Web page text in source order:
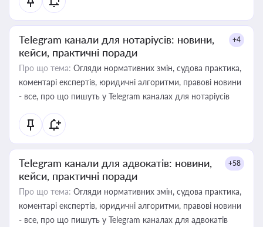
Telegram канали для нотаріусів: новини,
кейси, практичні поради
+4
Про що тема: Огляди нормативних змін, судова практика,
коментарі експертів, юридичні алгоритми, правові новини
- все, про що пишуть у Telegram каналах для нотаріусів
Telegram канали для адвокатів: новини,
кейси, практичні поради
+58
Про що тема: Огляди нормативних змін, судова практика,
коментарі експертів, юридичні алгоритми, правові новини
- все, про що пишуть у Telegram каналах для адвокатів